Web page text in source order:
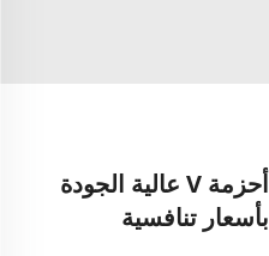
أحزمة V عالية الجودة
بأسعار تنافسية